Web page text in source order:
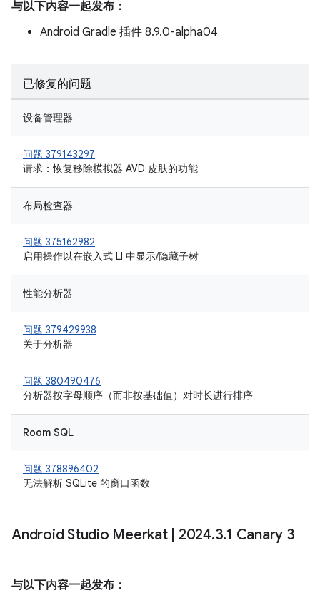
与以下内容一起发布：
Android Gradle 插件 8.9.0-alpha04
已修复的问题
设备管理器
问题 379143297
请求：恢复移除模拟器 AVD 皮肤的功能
布局检查器
问题 375162982
启用操作以在嵌入式 LI 中显示/隐藏子树
性能分析器
问题 379429938
关于分析器
问题 380490476
分析器按字母顺序（而非按基础值）对时长进行排序
Room SQL
问题 378896402
无法解析 SQLite 的窗口函数
Android Studio Meerkat 2024.3.1 Canary 3
与以下内容一起发布：